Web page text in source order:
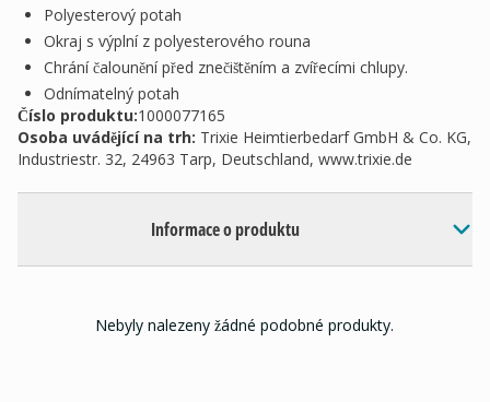
Polyesterový potah
Okraj s výplní z polyesterového rouna
Chrání čalounění před znečištěním a zvířecími chlupy.
Odnímatelný potah
Číslo produktu:1000077165
Osoba uvádějící na trh: Trixie Heimtierbedarf GmbH & Co. KG,
Industriestr. 32, 24963 Tarp, Deutschland, www.trixie.de
Informace o produktu
Nebyly nalezeny žádné podobné produkty.